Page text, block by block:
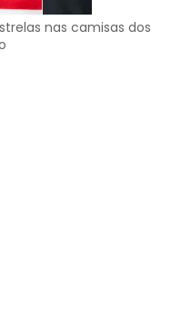
nas camisas dos